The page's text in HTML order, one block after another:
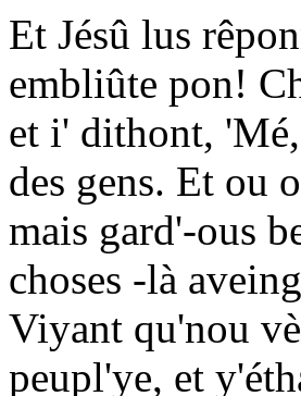
Et Jésû lus
embliûte pon!
et i' dithont,
des gens. Et ou
mais gard'-ous
choses -là
Viyant qu'nou
peupl'ye, et